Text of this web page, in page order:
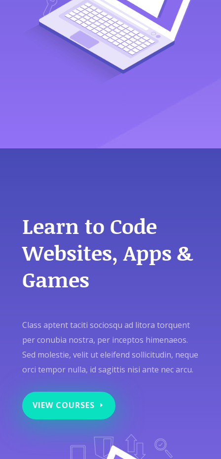
Learn to Code
Websites, Apps &
Games
Class aptent taciti sociosqu ad litora torquent
per conubia nostra, per inceptos himenaeos.
Sed molestie, velit ut eleifend sollicitudin, neque
orci tempor nulla, id sagittis nisi ante nec arcu.
VIEW COURSES